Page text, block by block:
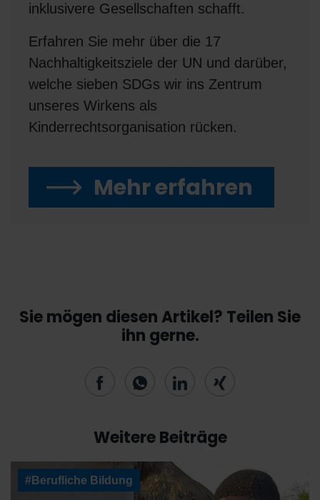
inklusivere Gesellschaften schafft.
Erfahren Sie mehr über die 17
Nachhaltigkeitsziele der UN und darüber,
welche sieben SDGs wir ins Zentrum
unseres Wirkens als
Kinderrechtsorganisation rücken.
Mehr erfahren
Sie mögen diesen Artikel? Teilen Sie
ihn gerne.
Weitere Beiträge
#Berufliche Bildung